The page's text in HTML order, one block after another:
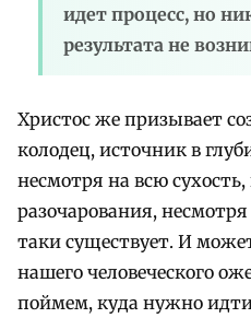
идет процесс, но
результата не
Христос же призывает
колодец, источник в
несмотря на всю
разочарования,
таки существует. И
нашего человеческого
поймем, куда нужно